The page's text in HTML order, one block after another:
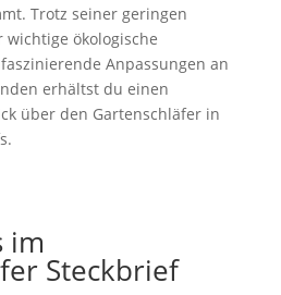
Trotz seiner geringen
ökologische
Anpassungen an
erhältst du einen
über den Gartenschläfer in
im
Steckbrief